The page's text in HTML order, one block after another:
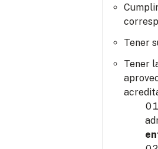
Tener
Tener